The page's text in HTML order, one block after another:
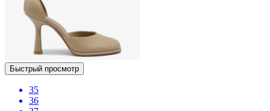
Быстрый просмотр
35
36